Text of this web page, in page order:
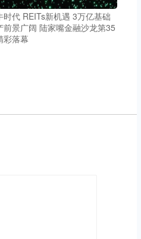
时代 REITs新机遇 3万亿基础
前景广阔 陆家嘴金融沙龙第35
彩落幕